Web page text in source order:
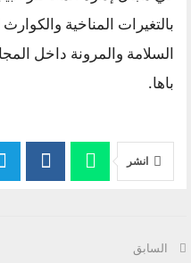
بالتغيرات المناخية
السلامة والمرونة داخل
باها.
انشر
السابق